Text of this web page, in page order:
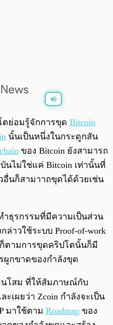
ตย่อมรู้จักการขุด Bitcoin
นั้นเป็นหนึ่งในกระดูกสัน
ของ Bitcoin ยังสามารถ
นไม่ใช่แค่ Bitcoin เท่านั้นที่
นก็สามาาถขุดได้ด้วยเช่น
ำธุรกรรมที่มีความเป็นส่วน
าวใช้ระบบ Proof-of-work
ตามการขุดคริปโตนั้นก็มี
กขาดของกำลังขุด
นโสม ที่ให้สัมภาษณ์กับ
ะเผยว่า Zcoin กำลังจะเป็น
มาใช้ตาม Roadmap ของ